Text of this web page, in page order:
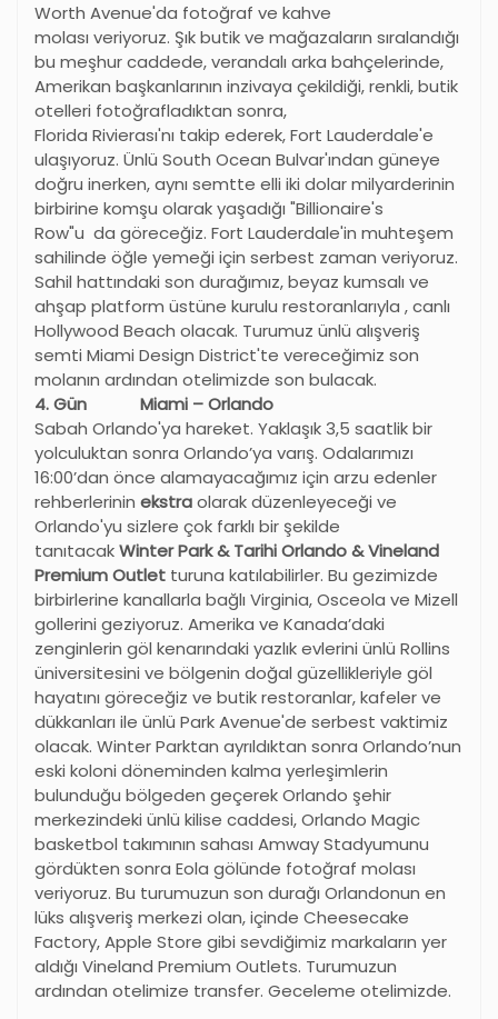
Worth Avenue'da fotoğraf ve kahve
molası veriyoruz. Şık butik ve mağazaların sıralandığı
bu meşhur caddede, verandalı arka bahçelerinde,
Amerikan başkanlarının inzivaya çekildiği, renkli, butik
otelleri fotoğrafladıktan sonra,
Florida Rivierası'nı takip ederek, Fort Lauderdale'e
ulaşıyoruz. Ünlü South Ocean Bulvar'ından güneye
doğru inerken, aynı semtte elli iki dolar milyarderinin
birbirine komşu olarak yaşadığı "Billionaire's
Row"u da göreceğiz. Fort Lauderdale'in muhteşem
sahilinde öğle yemeği için serbest zaman veriyoruz.
Sahil hattındaki son durağımız, beyaz kumsalı ve
ahşap platform üstüne kurulu restoranlarıyla , canlı
Hollywood Beach olacak. Turumuz ünlü alışveriş
semti Miami Design District'te vereceğimiz son
molanın ardından otelimizde son bulacak.
4. Gün Miami – Orlando
Sabah Orlando'ya hareket. Yaklaşık 3,5 saatlik bir
yolculuktan sonra Orlando’ya varış. Odalarımızı
16:00’dan önce alamayacağımız için arzu edenler
rehberlerinin ekstraolarak düzenleyeceği ve
Orlando'yu sizlere çok farklı bir şekilde
tanıtacakWinter Park & Tarihi Orlando & Vineland
Premium Outlet turuna katılabilirler. Bu gezimizde
birbirlerine kanallarla bağlı Virginia, Osceola ve Mizell
gollerini geziyoruz. Amerika ve Kanada’daki
zenginlerin göl kenarındaki yazlık evlerini ünlü Rollins
üniversitesini ve bölgenin doğal güzellikleriyle göl
hayatını göreceğiz ve butik restoranlar, kafeler ve
dükkanları ile ünlü Park Avenue'de serbest vaktimiz
olacak. Winter Parktan ayrıldıktan sonra Orlando’nun
eski koloni döneminden kalma yerleşimlerin
bulunduğu bölgeden geçerek Orlando şehir
merkezindeki ünlü kilise caddesi, Orlando Magic
basketbol takımının sahası Amway Stadyumunu
gördükten sonra Eola gölünde fotoğraf molası
veriyoruz. Bu turumuzun son durağı Orlandonun en
lüks alışveriş merkezi olan, içinde Cheesecake
Factory, Apple Store gibi sevdiğimiz markaların yer
aldığı Vineland Premium Outlets. Turumuzun
ardından otelimize transfer. Geceleme otelimizde.